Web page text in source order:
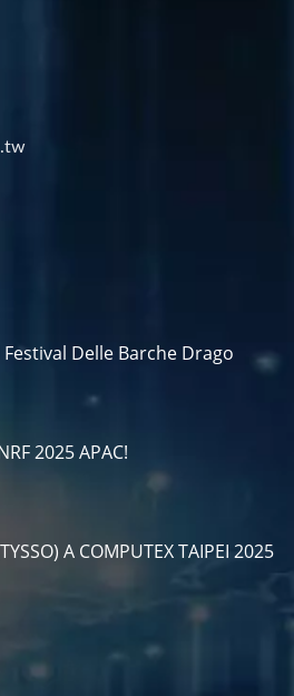
Delle Barche Drago
2025 APAC!
A COMPUTEX TAIPEI 2025